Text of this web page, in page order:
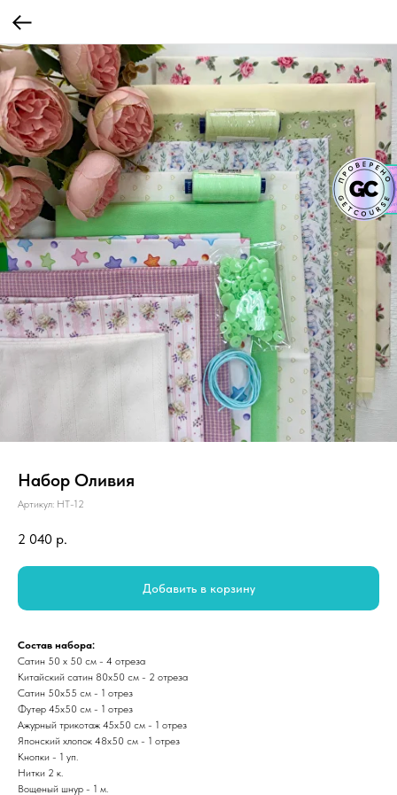
Набор Оливия
Артикул: НТ-12
2 040 р.
Добавить в корзину
Состав набора:
Сатин 50 х 50 см - 4 отреза
Китайский сатин 80х50 см - 2 отреза
Сатин 50х55 см - 1 отрез
Футер 45х50 см - 1 отрез
Ажурный трикотаж 45х50 см - 1 отрез
Японский хлопок 48х50 см - 1 отрез
Кнопки - 1 уп.
Нитки 2 к.
Вощеный шнур - 1 м.